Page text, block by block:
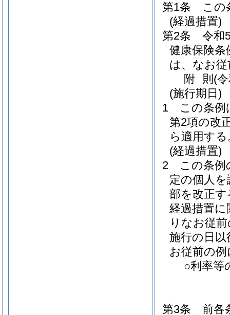
第1条
この
(経過措置)
第2条
令和
健康保険
は、なお
附 則 (
(施行期日)
1
この条例
第2項の改
ら適用する
(経過措置)
2
この条例
定の個人
部を改正
経過措置
りなお従
施行の日
お従前の
○利率等
第3条 前各